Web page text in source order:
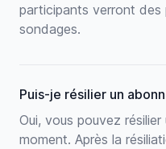
participants verront
sondages.
Puis-je résilier un
Oui, vous pouvez
moment. Après la